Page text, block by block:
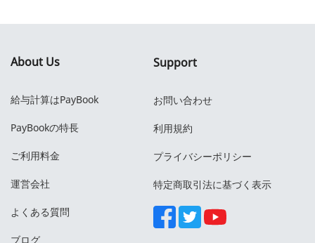
About Us
給与計算はPayBook
PayBookの特長
ご利用料金
運営会社
よくある質問
ブログ
Support
お問い合わせ
利用規約
プライバシーポリシー
特定商取引法に基づく表示